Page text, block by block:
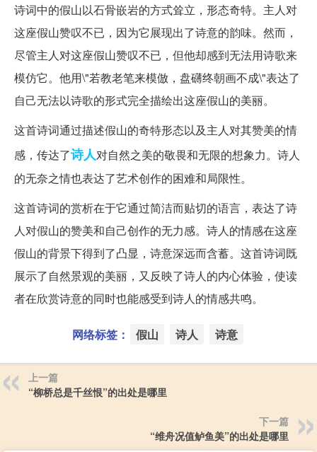
诗词中的假山以石骨嵌岩的方式耸立，形态奇特。主人对
这座假山赞叹不已，因为它展现出了诗意的韵味。然而，
尽管主人对这座假山赞叹不已，但他却感到无法用诗歌来
模仿它。他用\"若教老笔来模倣，盘礴终朝画不成\"表达了
自己无法以诗歌的形式完全描绘出这座假山的美丽。
这首诗词通过描述假山的奇特形态以及主人对其赞美的情
感，传达了诗人对自然之美的敬畏和无限的想象力。诗人
的无奈之情也表达了艺术创作的困难和局限性。
这首诗词的赏析在于它通过简洁而贴切的语言，表达了诗
人对假山的赞美和自己创作的无力感。诗人的情感在这座
假山的背景下得到了凸显，诗意深远而含蓄。这首诗词既
展示了自然景观的美丽，又反映了诗人的内心体验，使读
者在欣赏诗意的同时也能感受到诗人的情感共鸣。
网络标签： 假山 诗人 诗意
上一篇
“柳桥总是千丝恨”的出处是哪里
下一篇
“维舟况值鲈鱼美”的出处是哪里